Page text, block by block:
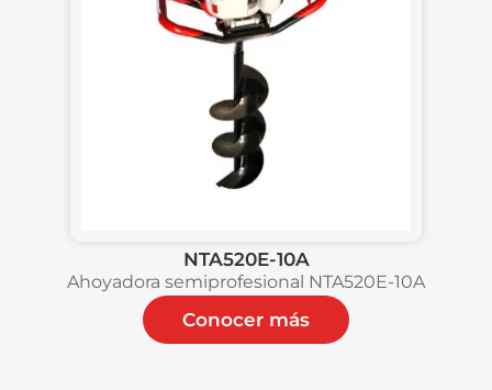
NTA520E-10A
Ahoyadora semiprofesional NTA520E-10A
Conocer más